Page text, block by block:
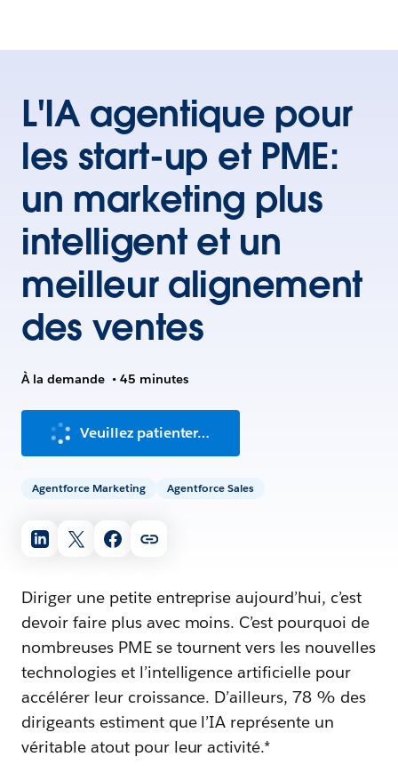
L'IA agentique pour
les start-up et PME:
un marketing plus
intelligent et un
meilleur alignement
des ventes
À la demande • 45 minutes
Veuillez patienter…
Agentforce Marketing Agentforce Sales
Diriger une petite entreprise aujourd’hui, c’est
devoir faire plus avec moins. C’est pourquoi de
nombreuses PME se tournent vers les nouvelles
technologies et l’intelligence artificielle pour
accélérer leur croissance. D’ailleurs, 78 % des
dirigeants estiment que l’IA représente un
véritable atout pour leur activité.*